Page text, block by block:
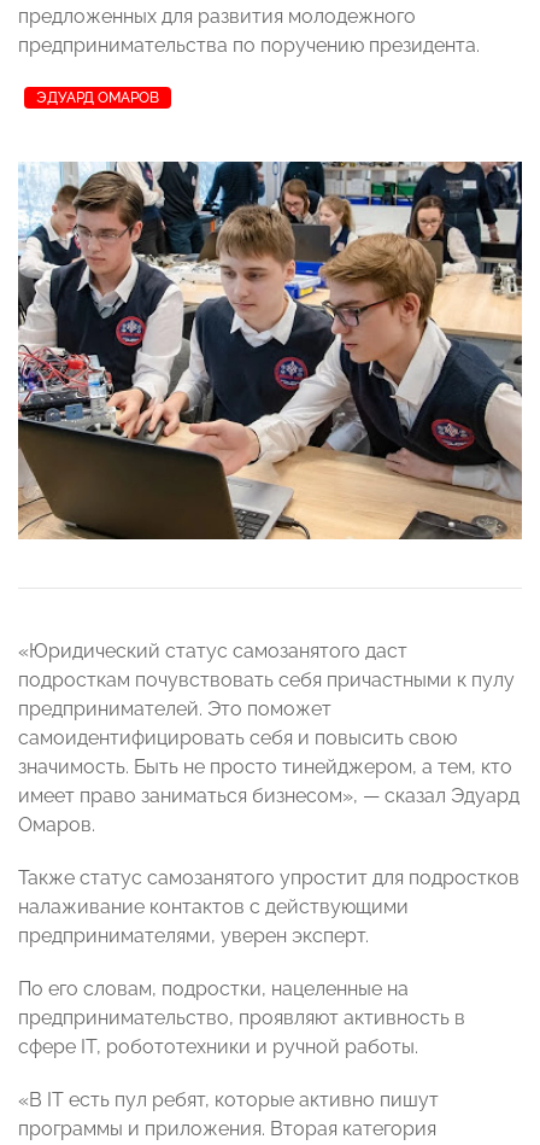
предложенных для развития молодежного
предпринимательства по поручению президента.
ЭДУАРД ОМАРОВ
«Юридический статус самозанятого даст
подросткам почувствовать себя причастными к пулу
предпринимателей. Это поможет
самоидентифицировать себя и повысить свою
значимость. Быть не просто тинейджером, а тем, кто
имеет право заниматься бизнесом», — сказал Эдуард
Омаров.
Также статус самозанятого упростит для подростков
налаживание контактов с действующими
предпринимателями, уверен эксперт.
По его словам, подростки, нацеленные на
предпринимательство, проявляют активность в
сфере IT, робототехники и ручной работы.
«В IT есть пул ребят, которые активно пишут
программы и приложения. Вторая категория